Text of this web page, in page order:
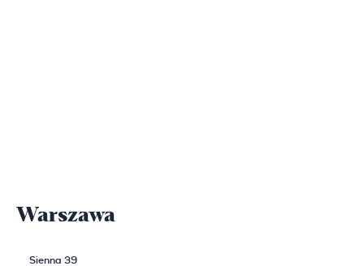
Warszawa
Sienna 39